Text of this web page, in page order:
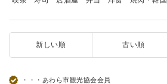
新しい順 古い順
・・・あわら市観光協会会員